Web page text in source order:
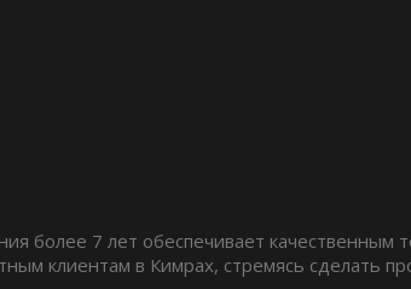
более 7 лет обеспечивает
клиентам в Кимрах, стремясь сделать